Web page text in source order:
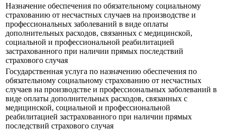
Назначение обеспечения по обязательному социальному
страхованию от несчастных случаев на производстве и
профессиональных заболеваний в виде оплаты
дополнительных расходов, связанных с медицинской,
социальной и профессиональной реабилитацией
застрахованного при наличии прямых последствий
страхового случая
Государственная услуга по назначению обеспечения по
обязательному социальному страхованию от несчастных
случаев на производстве и профессиональных заболеваний в
виде оплаты дополнительных расходов, связанных с
медицинской, социальной и профессиональной
реабилитацией застрахованного при наличии прямых
последствий страхового случая